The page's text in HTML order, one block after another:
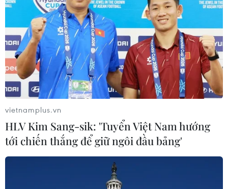
vietnamplus.vn
HLV Kim Sang-sik: 'Tuyển Việt Nam hướng
tới chiến thắng để giữ ngôi đầu bảng'